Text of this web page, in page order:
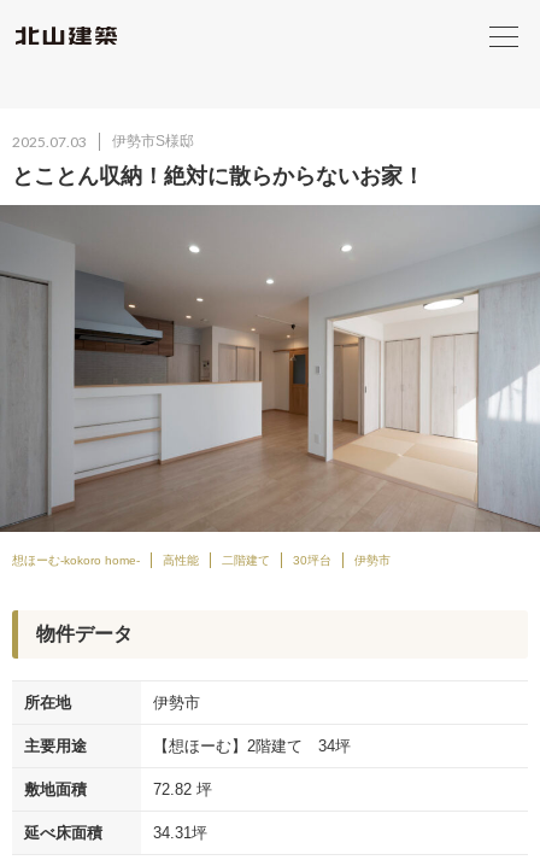
2025.07.03 伊勢市S様邸
とことん収納！絶対に散らからないお家！
想ほーむ-kokoro home- 高性能 二階建て 30坪台 伊勢市
物件データ
所在地 伊勢市
主要用途 【想ほーむ】2階建て 34坪
敷地面積 72.82 坪
延べ床面積 34.31坪